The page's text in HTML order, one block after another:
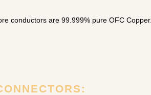
conductors are 99.999% pure OFC Copper.